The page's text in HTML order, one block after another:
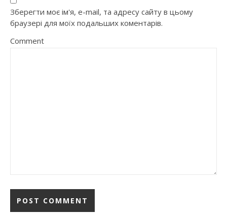
Зберегти моє ім'я, e-mail, та адресу сайту в цьому
браузері для моїх подальших коментарів.
Comment